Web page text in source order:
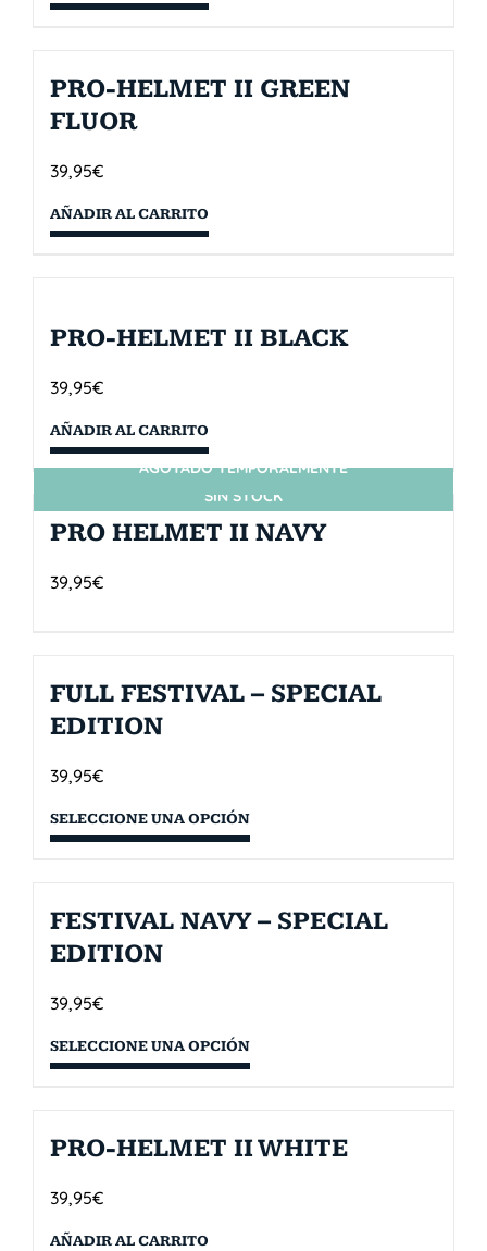
PRO-HELMET II GREEN
FLUOR
39,95€
AÑADIR AL CARRITO
PRO-HELMET II BLACK
39,95€
AÑADIR AL CARRITO
SIN STOCK
AGOTADO TEMPORALMENTE
PRO HELMET II NAVY
39,95€
FULL FESTIVAL – SPECIAL
EDITION
39,95€
SELECCIONE UNA OPCIÓN
FESTIVAL NAVY – SPECIAL
EDITION
39,95€
SELECCIONE UNA OPCIÓN
PRO-HELMET II WHITE
39,95€
AÑADIR AL CARRITO